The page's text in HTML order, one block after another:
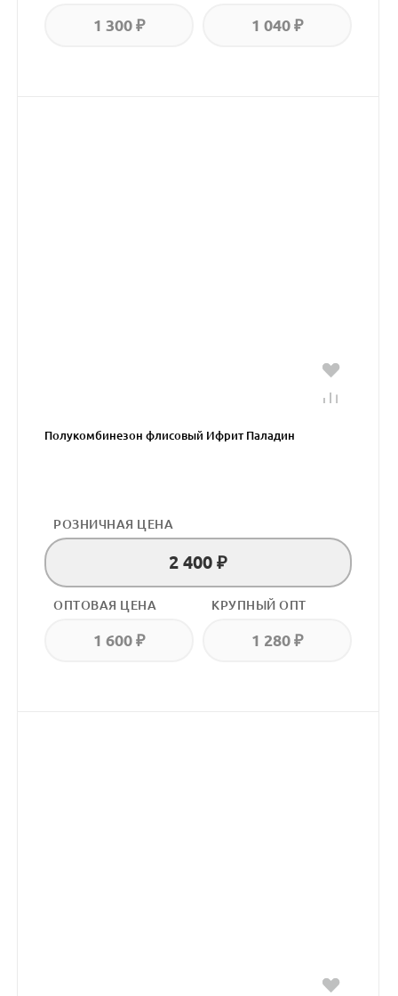
1 300 ₽ 1 040 ₽
Полукомбинезон флисовый Ифрит Паладин
РОЗНИЧНАЯ ЦЕНА
2 400 ₽
ОПТОВАЯ ЦЕНА
1 600 ₽
КРУПНЫЙ ОПТ
1 280 ₽